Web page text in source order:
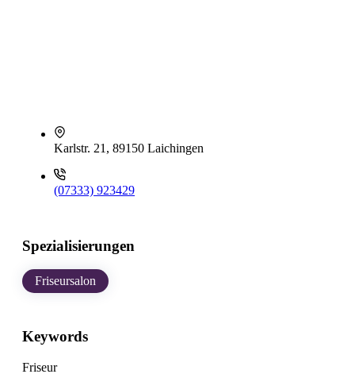
Karlstr. 21, 89150 Laichingen
(07333) 923429
Spezialisierungen
Friseursalon
Keywords
Friseur